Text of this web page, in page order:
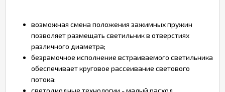
возможная смена положения зажимных пружин
позволяет размещать светильник в отверстиях
различного диаметра;
безрамочное исполнение встраиваемого светильника
обеспечивает круговое рассеивание светового
потока;
светодиодные технологии - малый расход